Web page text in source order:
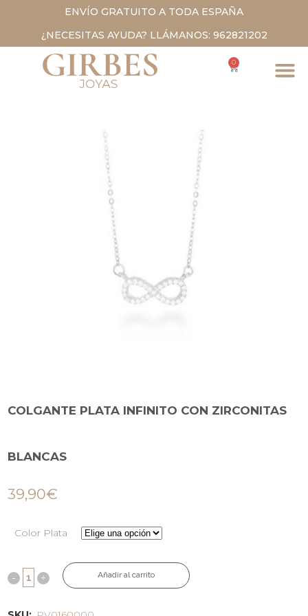
ENVÍO GRATUITO A TODA ESPAÑA
¿NECESITAS AYUDA? LLÁMANOS: 962821202
0
COLGANTE PLATA INFINITO CON ZIRCONITAS
BLANCAS
39,90€
Color Plata
Añadir al carrito